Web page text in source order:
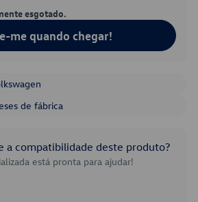
esgotado.
me quando chegar!
de fábrica
a compatibilidade deste produto?
está pronta para ajudar!